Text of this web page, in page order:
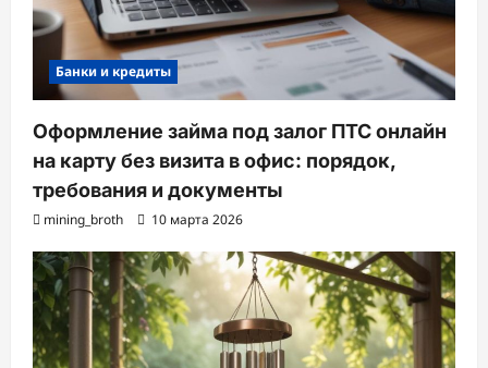
Банки и кредиты
Оформление займа под залог ПТС онлайн
на карту без визита в офис: порядок,
требования и документы
mining_broth 10 марта 2026